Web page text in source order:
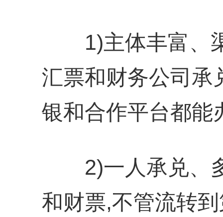
1)主体丰富、渠
汇票和财务公司承
银和合作平台都能
2)一人承兑、多
和财票,不管流转